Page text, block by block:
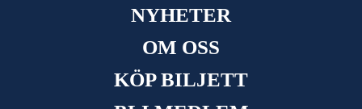
NYHETER
OM OSS
KÖP BILJETT